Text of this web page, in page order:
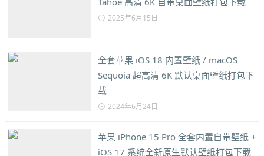
2025年6月15日
全套苹果 iOS 18 内置壁纸 / macOS
Sequoia 超高清 6K 默认桌面壁纸打包下
载
2024年6月24日
苹果 iPhone 15 Pro 全套内置自带壁纸 +
iOS 17 系统全新原生默认壁纸打包下载